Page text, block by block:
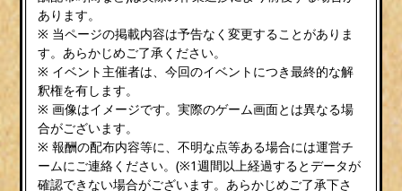
あります。
※ 当ページの掲載内容は予告なく変更することがありま
す。あらかじめご了承ください。
※ イベント主催者は、今回のイベントにつき最終的な解
釈権を有します。
※ 画像はイメージです。実際のゲーム画面とは異なる場
合がございます。
※ 報酬の配布内容等に、不明な点等ある場合には運営チ
ームにご連絡ください。(※1週間以上経過するとデータが
確認できない場合がございます。あらかじめご了承下さ